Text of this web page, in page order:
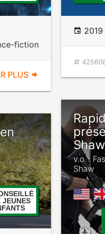
fiction
PLUS
2019
Shaw
v.o. :
Shaw
JEUNES